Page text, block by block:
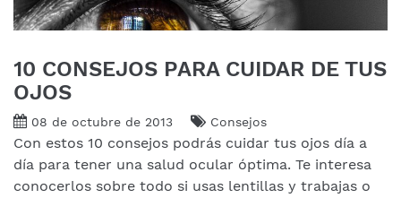
10 CONSEJOS PARA CUIDAR DE TUS
OJOS
08 de octubre de 2013 Consejos
Con estos 10 consejos podrás cuidar tus ojos día a
día para tener una salud ocular óptima. Te interesa
conocerlos sobre todo si usas lentillas y trabajas o